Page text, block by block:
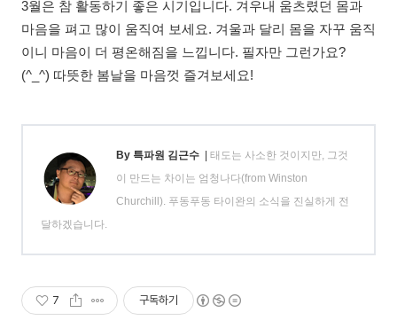
3월은 참 활동하기 좋은 시기입니다. 겨우내 움츠렸던 몸과
마음을 펴고 많이 움직여 보세요. 겨울과 달리 몸을 자꾸 움직
이니 마음이 더 평온해짐을 느낍니다. 필자만 그런가요?
(^_^) 따뜻한 봄날을 마음껏 즐겨보세요!
By 특파원 김근수 | 태도는 사소한 것이지만, 그것
이 만드는 차이는 엄청나다(from Winston
Churchill). 푸동푸동 타이완의 소식을 진실하게 전
달하겠습니다.
7 구독하기